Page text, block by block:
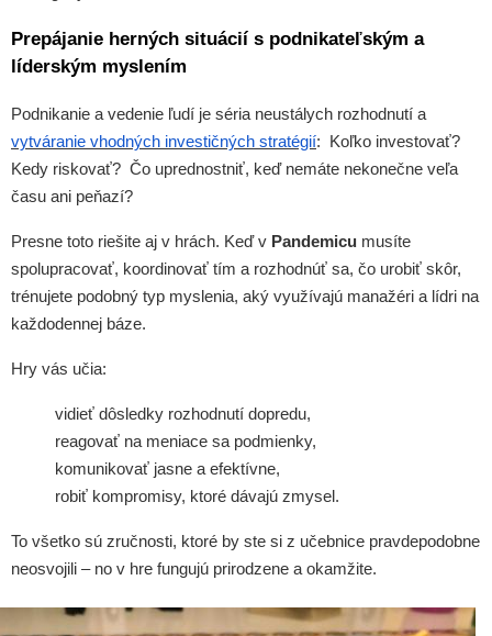
Prepájanie herných situácií s podnikateľským a
líderským myslením
Podnikanie a vedenie ľudí je séria neustálych rozhodnutí a
vytváranie vhodných investičných stratégií: Koľko investovať?
Kedy riskovať? Čo uprednostniť, keď nemáte nekonečne veľa
času ani peňazí?
Presne toto riešite aj v hrách. Keď v Pandemicu musíte
spolupracovať, koordinovať tím a rozhodnúť sa, čo urobiť skôr,
trénujete podobný typ myslenia, aký využívajú manažéri a lídri na
každodennej báze.
Hry vás učia:
vidieť dôsledky rozhodnutí dopredu,
reagovať na meniace sa podmienky,
komunikovať jasne a efektívne,
robiť kompromisy, ktoré dávajú zmysel.
To všetko sú zručnosti, ktoré by ste si z učebnice pravdepodobne
neosvojili – no v hre fungujú prirodzene a okamžite.